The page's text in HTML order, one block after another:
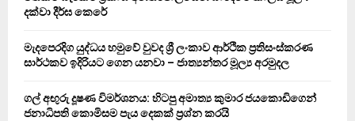
දක්වා දීර්ඝ කෙරේ
මැදපෙරදිග යුද්ධය හමුවේ වුවද ශ්‍රී ලංකාව ආර්ථික ප්‍රතිසංස්කරණ
සාර්ථකව ඉදිරියට ගෙන යනවා – ජාත්‍යන්තර මූල්‍ය අරමුදල
ගල් අඟුරු දූෂණ විමර්ශනය: හිටපු අමාත්‍ය කුමාර ජයකොඩිගෙන්
ජනාධිපති කොමිසම පැය දෙකක් ප්‍රශ්න කරයි